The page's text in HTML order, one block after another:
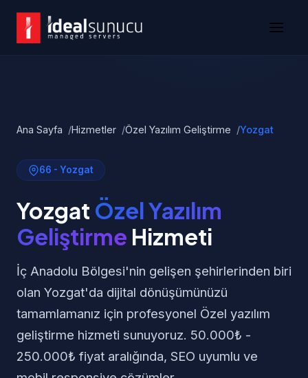
Ana Sayfa Hizmetler Özel Yazılım Geliştirme Yozgat
66 - Yozgat
Yozgat Özel Yazılım
Geliştirme Hizmeti
İç Anadolu Bölgesi'nin gelişen şehirlerinden biri
olan Yozgat'da dijital dönüşümünüzü
tamamlamanız için profesyonel Özel yazılım
geliştirme hizmeti sunuyoruz. 50.000₺ -
250.000₺ fiyat aralığında, SEO uyumlu ve